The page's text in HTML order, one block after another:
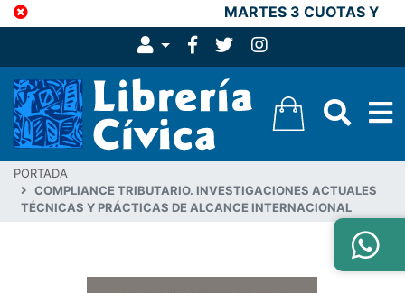
MARTES 3 CUOTAS Y
PORTADA
COMPLIANCE TRIBUTARIO. INVESTIGACIONES ACTUALES
TÉCNICAS Y PRÁCTICAS DE ALCANCE INTERNACIONAL